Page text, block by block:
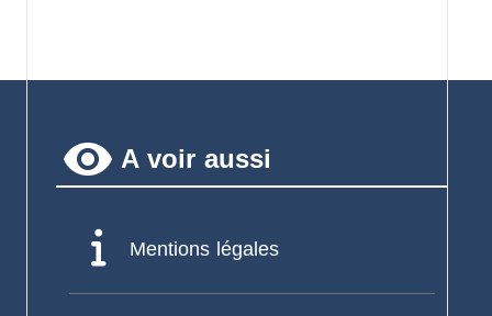
remove_red_eye A voir aussi
Mentions légales